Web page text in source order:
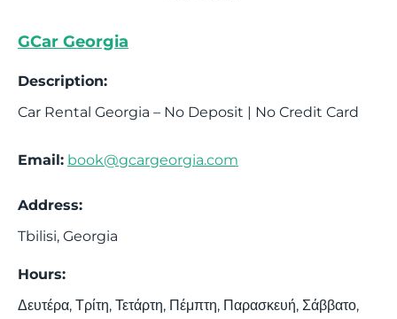
GCar Georgia
Description:
Car Rental Georgia – No Deposit | No Credit Card
Email: book@gcargeorgia.com
Address:
Tbilisi, Georgia
Hours:
Δευτέρα, Τρίτη, Τετάρτη, Πέμπτη, Παρασκευή, Σάββατο,